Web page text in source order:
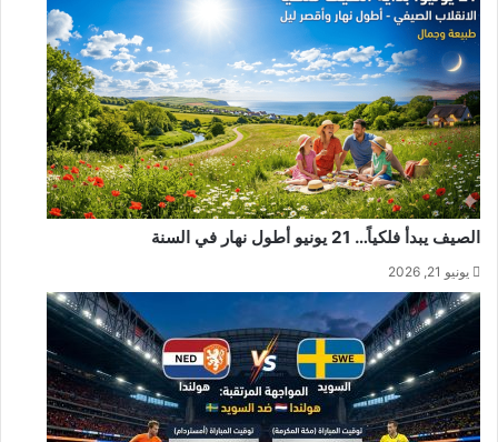
الصيف يبدأ فلكياً… 21 يونيو أطول نهار في السنة
يونيو 21, 2026